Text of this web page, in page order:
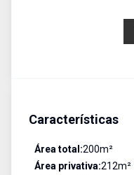
Características
Área total:200m²
Área privativa:212m²